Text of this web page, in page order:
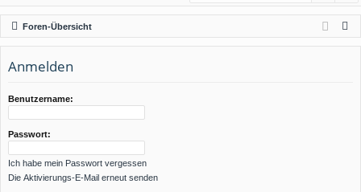
ne
llz
ug
f
en
m
el
ist
rie
Foren-Übersicht
Anmelden
Benutzername:
Passwort:
Ich habe mein Passwort vergessen
Die Aktivierungs-E-Mail erneut senden